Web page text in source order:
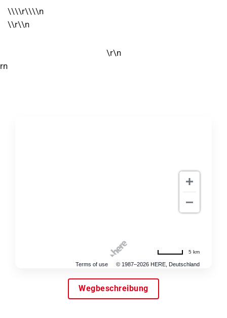
\\\\r\\\\n
\\r\\n
\r\n
rn
Terms of use © 1987–2026 HERE, Deutschland
5 km
Wegbeschreibung